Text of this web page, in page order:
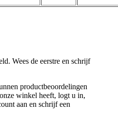
Wees de eerstre en schrijf
productbeoordelingen
winkel heeft, logt u in,
aan en schrijf een